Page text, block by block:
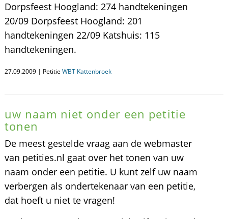
Dorpsfeest Hoogland: 274 handtekeningen
20/09 Dorpsfeest Hoogland: 201
handtekeningen 22/09 Katshuis: 115
handtekeningen.
27.09.2009 | Petitie WBT Kattenbroek
uw naam niet onder een petitie
tonen
De meest gestelde vraag aan de webmaster
van petities.nl gaat over het tonen van uw
naam onder een petitie. U kunt zelf uw naam
verbergen als ondertekenaar van een petitie,
dat hoeft u niet te vragen!